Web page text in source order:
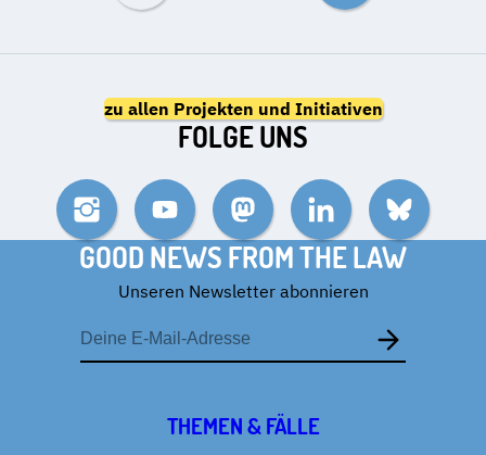
links
rechts
zu allen Projekten und Initiativen
FOLGE UNS
InstagramYouTube MastodonLinkedIn Bluesky
GOOD NEWS FROM THE LAW
Unseren Newsletter abonnieren
E-
Mail-
Adresse
THEMEN & FÄLLE